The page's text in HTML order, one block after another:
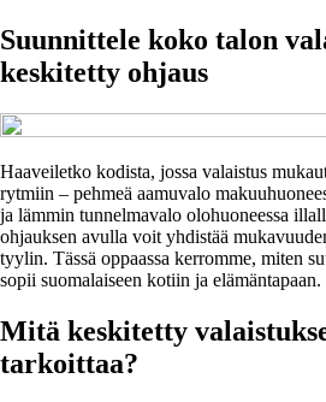
Suunnittele koko talon
keskitetty ohjaus
Haaveiletko kodista, jossa valaistus
rytmiin – pehmeä aamuvalo
ja lämmin tunnelmavalo olohuoneessa
ohjauksen avulla voit yhdistää
tyylin. Tässä oppaassa kerromme, miten
sopii suomalaiseen kotiin ja elämäntapaan.
Mitä keskitetty
tarkoittaa?